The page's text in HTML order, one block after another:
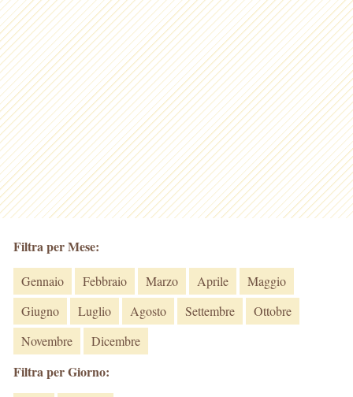
Filtra per Mese:
Gennaio Febbraio Marzo Aprile
Maggio
Giugno
Luglio Agosto Settembre
Ottobre
Novembre
Dicembre
Filtra per Giorno: